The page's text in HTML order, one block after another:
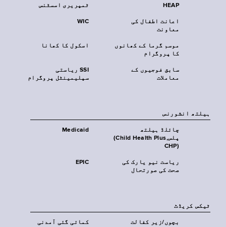
ٹمپریری اسسٹنس HEAP
WIC
اعانت اطفال کی
معاونت
اسکول کا کھانا
موسم گرما کے کھانوں
کا پروگرام
SSI ریاستی
سپلیمینٹل پروگرام
سابق فوجیوں کے
معاملات
‏ہیلتھ انشورنس
Medicaid
چائلڈ ہیلتھ
پلس‎(Child Health Plus,
CHP)‎
EPIC
ریاست نیو یارک کی
صحت کی صورتحال
ٹیکس کریڈٹ
کمائی گئی آمدنی
بچوں/زیر کفالت